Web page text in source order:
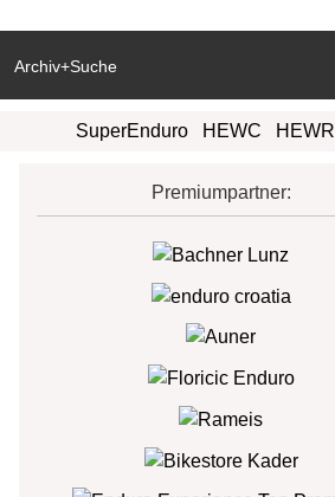
Archiv+Suche
SuperEnduro HEWC HEWR
Premiumpartner: